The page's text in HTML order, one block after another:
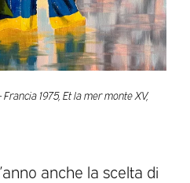
1975, Et la mer monte XV,
anche la scelta di